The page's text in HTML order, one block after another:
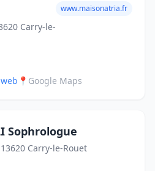
Carry-le-
www.maisonatria.fr
📍 Google Maps
Sophrologue
Carry-le-Rouet